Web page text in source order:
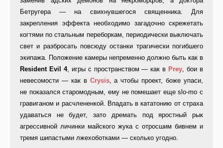
Бетругера — на свихнувшегося священника. Для
закрепления эффекта необходимо загадочно скрежетать
когтями по стальным переборкам, периодически выключать
свет и разбросать повсюду останки трагически погибшего
экипажа. Положение камеры непременно должно быть как в
Resident Evil 4, игры с пространством — как в Prey, бои в
невесомости — как в Crysis, а чтобы проект, боже упаси,
не показался старомодным, ему не помешает еще slo-mo с
гравиганом и расчлененкой. Впадать в кататонию от страха
удаваться не будет, зато дремать под яростный рык
агрессивной личинки майского жука с отросшим бивнем и
тремя шипастыми лжехоботками — сколько угодно.